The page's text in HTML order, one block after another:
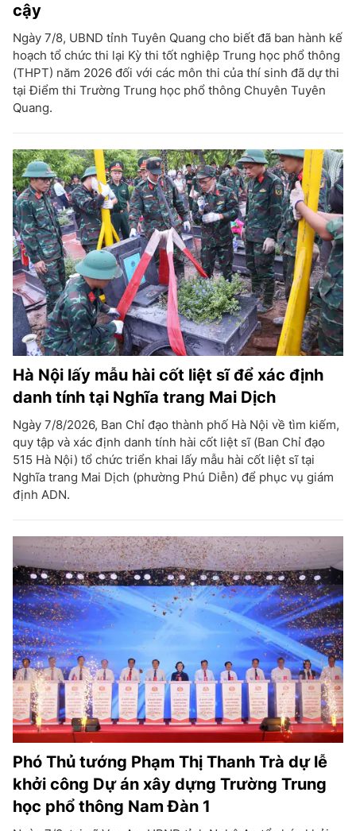
cậy
Ngày 7/8, UBND tỉnh Tuyên Quang cho biết đã ban hành kế
hoạch tổ chức thi lại Kỳ thi tốt nghiệp Trung học phổ thông
(THPT) năm 2026 đối với các môn thi của thí sinh đã dự thi
tại Điểm thi Trường Trung học phổ thông Chuyên Tuyên
Quang.
Hà Nội lấy mẫu hài cốt liệt sĩ để xác định
danh tính tại Nghĩa trang Mai Dịch
Ngày 7/8/2026, Ban Chỉ đạo thành phố Hà Nội về tìm kiếm,
quy tập và xác định danh tính hài cốt liệt sĩ (Ban Chỉ đạo
515 Hà Nội) tổ chức triển khai lấy mẫu hài cốt liệt sĩ tại
Nghĩa trang Mai Dịch (phường Phú Diễn) để phục vụ giám
định ADN.
Phó Thủ tướng Phạm Thị Thanh Trà dự lễ
khởi công Dự án xây dựng Trường Trung
học phổ thông Nam Đàn 1